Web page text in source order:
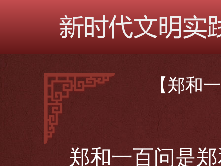
【郑和
郑和一百问是